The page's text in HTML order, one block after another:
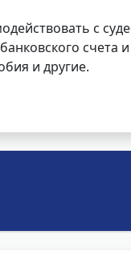
с
счета
и другие.